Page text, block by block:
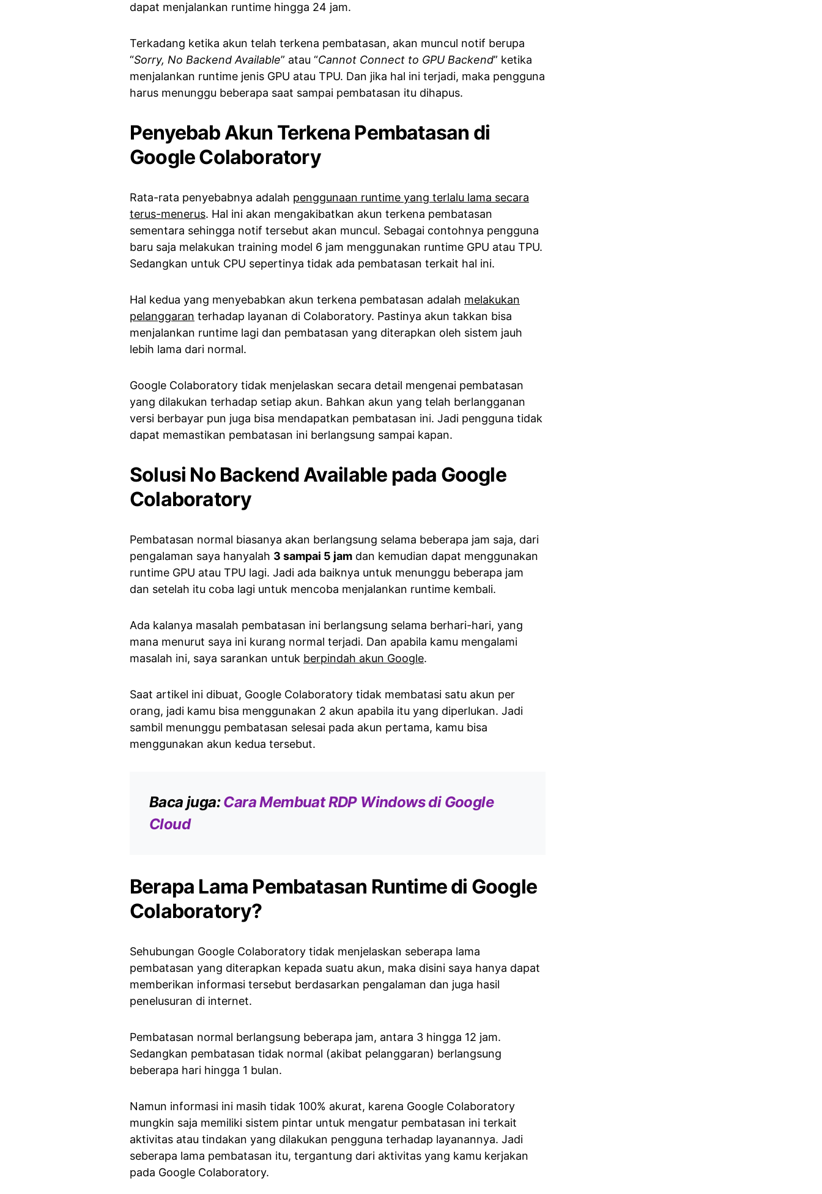
dapat menjalankan runtime hingga 24 jam.
Terkadang ketika akun telah terkena pembatasan, akan muncul notif berupa
“Sorry, No Backend Available” atau “Cannot Connect to GPU Backend” ketika
menjalankan runtime jenis GPU atau TPU. Dan jika hal ini terjadi, maka pengguna
harus menunggu beberapa saat sampai pembatasan itu dihapus.
Penyebab Akun Terkena Pembatasan di
Google Colaboratory
Rata-rata penyebabnya adalah penggunaan runtime yang terlalu lama secara
terus-menerus. Hal ini akan mengakibatkan akun terkena pembatasan
sementara sehingga notif tersebut akan muncul. Sebagai contohnya pengguna
baru saja melakukan training model 6 jam menggunakan runtime GPU atau TPU.
Sedangkan untuk CPU sepertinya tidak ada pembatasan terkait hal ini.
Hal kedua yang menyebabkan akun terkena pembatasan adalah melakukan
pelanggaran terhadap layanan di Colaboratory. Pastinya akun takkan bisa
menjalankan runtime lagi dan pembatasan yang diterapkan oleh sistem jauh
lebih lama dari normal.
Google Colaboratory tidak menjelaskan secara detail mengenai pembatasan
yang dilakukan terhadap setiap akun. Bahkan akun yang telah berlangganan
versi berbayar pun juga bisa mendapatkan pembatasan ini. Jadi pengguna tidak
dapat memastikan pembatasan ini berlangsung sampai kapan.
Solusi No Backend Available pada Google
Colaboratory
Pembatasan normal biasanya akan berlangsung selama beberapa jam saja, dari
pengalaman saya hanyalah 3 sampai 5 jam dan kemudian dapat menggunakan
runtime GPU atau TPU lagi. Jadi ada baiknya untuk menunggu beberapa jam
dan setelah itu coba lagi untuk mencoba menjalankan runtime kembali.
Ada kalanya masalah pembatasan ini berlangsung selama berhari-hari, yang
mana menurut saya ini kurang normal terjadi. Dan apabila kamu mengalami
masalah ini, saya sarankan untuk berpindah akun Google.
Saat artikel ini dibuat, Google Colaboratory tidak membatasi satu akun per
orang, jadi kamu bisa menggunakan 2 akun apabila itu yang diperlukan. Jadi
sambil menunggu pembatasan selesai pada akun pertama, kamu bisa
menggunakan akun kedua tersebut.
Baca juga:Cara Membuat RDP Windows di Google
Cloud
Berapa Lama Pembatasan Runtime di Google
Colaboratory?
Sehubungan Google Colaboratory tidak menjelaskan seberapa lama
pembatasan yang diterapkan kepada suatu akun, maka disini saya hanya dapat
memberikan informasi tersebut berdasarkan pengalaman dan juga hasil
penelusuran di internet.
Pembatasan normal berlangsung beberapa jam, antara 3 hingga 12 jam.
Sedangkan pembatasan tidak normal (akibat pelanggaran) berlangsung
beberapa hari hingga 1 bulan.
Namun informasi ini masih tidak 100% akurat, karena Google Colaboratory
mungkin saja memiliki sistem pintar untuk mengatur pembatasan ini terkait
aktivitas atau tindakan yang dilakukan pengguna terhadap layanannya. Jadi
seberapa lama pembatasan itu, tergantung dari aktivitas yang kamu kerjakan
pada Google Colaboratory.